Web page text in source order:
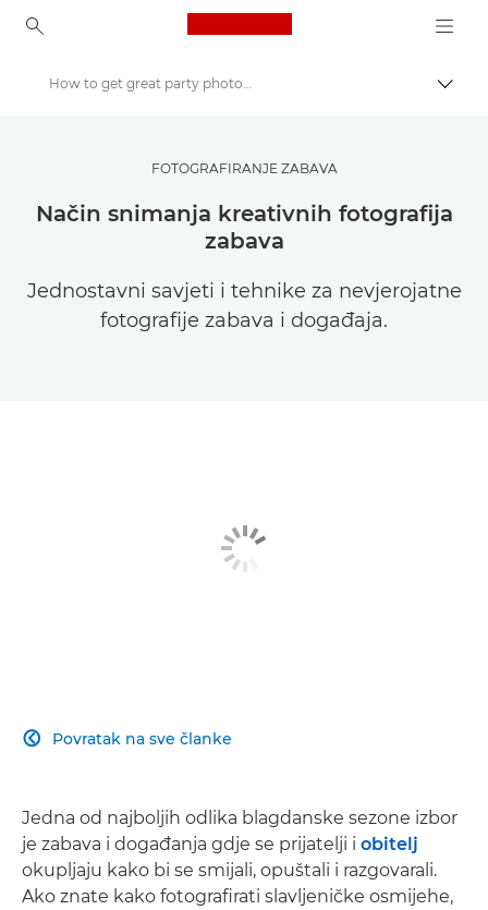
Canon Logo, back to
Pronađite inspiraciju | Savjeti za fotografiranje i ispisivanje te vodiči za kupce
Savjeti i tehnike za fotografiju i ispisivanje
How to get great party photography
FOTOGRAFIRANJE ZABAVA
Način snimanja kreativnih fotografija
zabava
Jednostavni savjeti i tehnike za nevjerojatne
fotografije zabava i događaja.
Povratak na sve članke

Jedna od najboljih odlika blagdanske sezone izbor
je zabava i događanja gdje se prijatelji i obitelj
okupljaju kako bi se smijali, opuštali i razgovarali.
Ako znate kako fotografirati slavljeničke osmijehe,